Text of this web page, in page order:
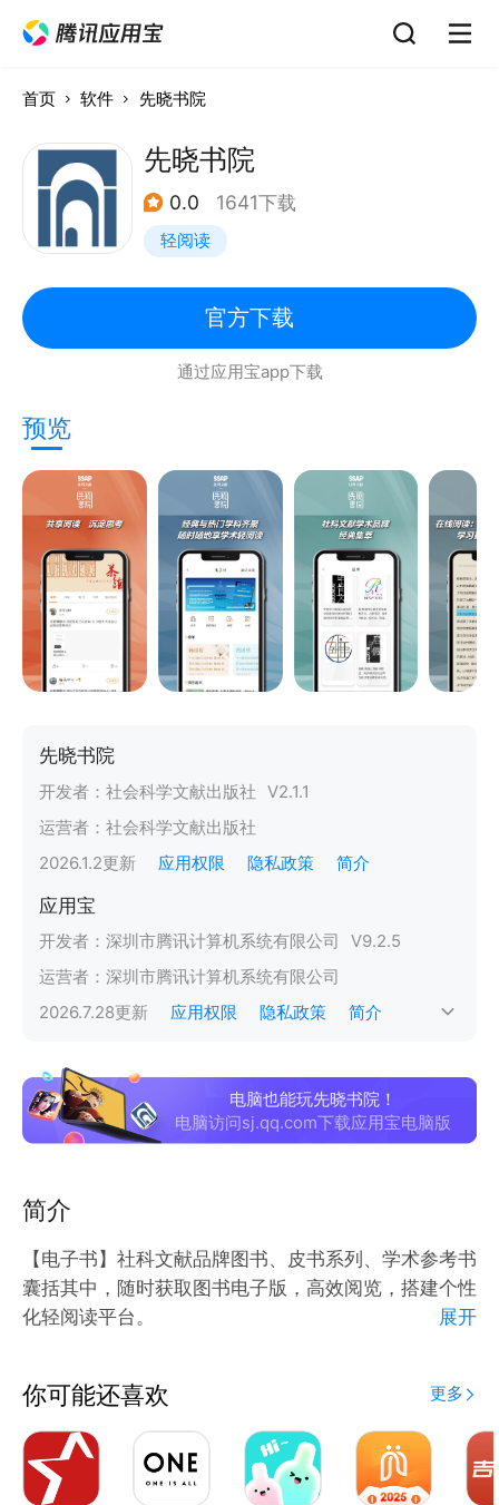
首页 软件 先晓书院
先晓书院
0.0 1641下载
轻阅读
官方下载
通过应用宝app下载
预览
先晓书院
开发者： 社会科学文献出版社 V2.1.1
运营者： 社会科学文献出版社
2026.1.2更新 应用权限 隐私政策 简介
应用宝
开发者： 深圳市腾讯计算机系统有限公司 V9.2.5
运营者： 深圳市腾讯计算机系统有限公司
2026.7.28更新 应用权限 隐私政策 简介
电脑也能玩先晓书院！
电脑访问sj.qq.com下载应用宝电脑版
简介
【电子书】社科文献品牌图书、皮书系列、学术参考书
囊括其中，随时获取图书电子版，高效阅览，搭建个性
化轻阅读平台。
【先晓茶馆】读者可随时发表读书笔记、评论内容，自
由创建主题书单，查看其他读者的在读内容，发现同道
书友。线上多元互动，构筑趣味学术交流空间。
【作者服务】社科文献在发布《作者手册》的同时，努
展开
你可能还喜欢 更多